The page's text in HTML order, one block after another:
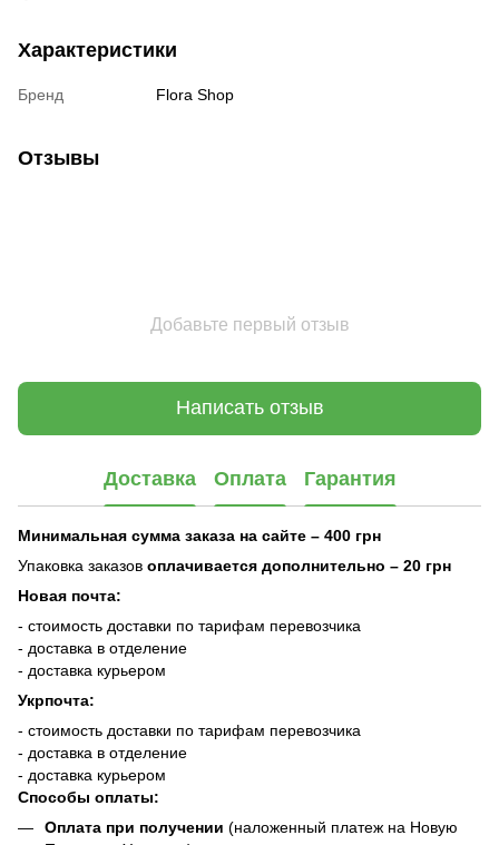
Характеристики
Бренд Flora Shop
Отзывы
Добавьте первый отзыв
Написать отзыв
Доставка Оплата Гарантия
Минимальная сумма заказа на сайте – 400 грн
Упаковка заказов оплачивается дополнительно – 20 грн
Новая почта:
- стоимость доставки по тарифам перевозчика
- доставка в отделение
- доставка курьером
Укрпочта:
- стоимость доставки по тарифам перевозчика
- доставка в отделение
- доставка курьером
Способы оплаты:
Оплата при получении (наложенный платеж на Новую